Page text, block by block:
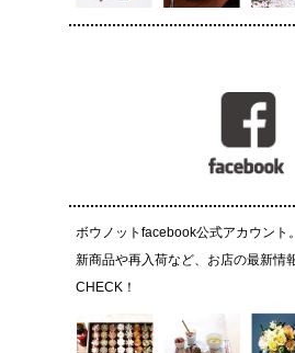
ボウノットfacebook公式アカウント。
新商品や再入荷など、お店の最新情
CHECK！